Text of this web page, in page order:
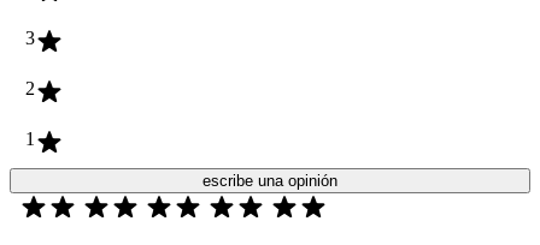
3
2
1
escribe una opinión